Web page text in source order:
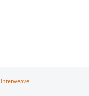
Interweave